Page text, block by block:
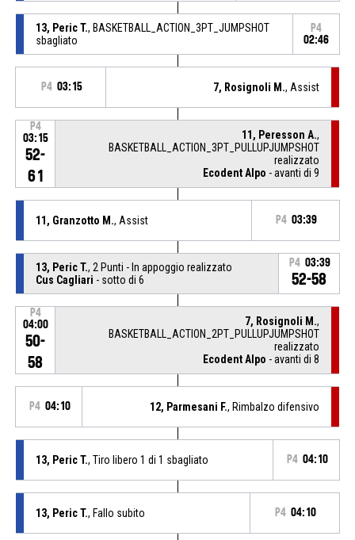
13, Peric T., BASKETBALL_ACTION_3PT_JUMPSHOT
sbagliato
P4
02:46
P4 03:15 7, Rosignoli M., Assist
P4
03:15
52-
61
11, Peresson A.,
BASKETBALL_ACTION_3PT_PULLUPJUMPSHOT
realizzato
Ecodent Alpo - avanti di 9
11, Granzotto M., Assist P4 03:39
13, Peric T., 2 Punti - In appoggio realizzato
Cus Cagliari - sotto di 6
P4 03:39
52-58
P4
04:00
50-
58
7, Rosignoli M.,
BASKETBALL_ACTION_2PT_PULLUPJUMPSHOT
realizzato
Ecodent Alpo - avanti di 8
P4 04:10 12, Parmesani F., Rimbalzo difensivo
13, Peric T., Tiro libero 1 di 1 sbagliato P4 04:10
13, Peric T., Fallo subito P4 04:10